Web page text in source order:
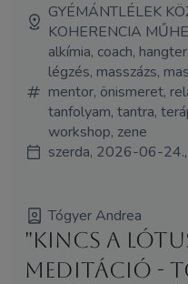
GYÉMÁNTLÉLEK
KOHERENCIA
alkímia, coach,
légzés, masszázs,
mentor, önismeret,
tanfolyam, tantra,
workshop, zene
szerda, 2026-06-
Tógyer Andrea
"Kincs a
meditáció -